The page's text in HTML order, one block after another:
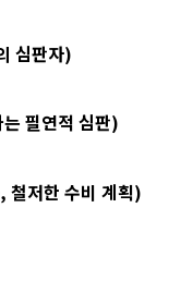
심판자)
필연적 심판)
철저한 수비 계획)